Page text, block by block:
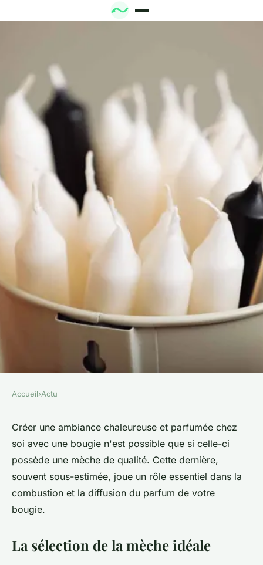
Quelles sont les étapes pour
fabriquer une mèche de
bougie de qualité à la maison ?
colette•26 février 2024•2 min de lecture
Accueil›Actu
Créer une ambiance chaleureuse et parfumée chez
soi avec une bougie n'est possible que si celle-ci
possède une mèche de qualité. Cette dernière,
souvent sous-estimée, joue un rôle essentiel dans la
combustion et la diffusion du parfum de votre
bougie.
La sélection de la mèche idéale